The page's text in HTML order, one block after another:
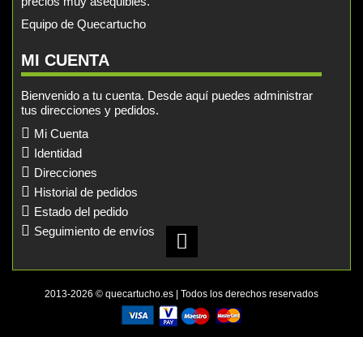
Equipo de Quecartucho
MI CUENTA
Bienvenido a tu cuenta. Desde aquí puedes administrar
tus direcciones y pedidos.
Mi Cuenta
Identidad
Direcciones
Historial de pedidos
Estado del pedido
Seguimiento de envíos
2013-2026 © quecartucho.es | Todos los derechos reservados